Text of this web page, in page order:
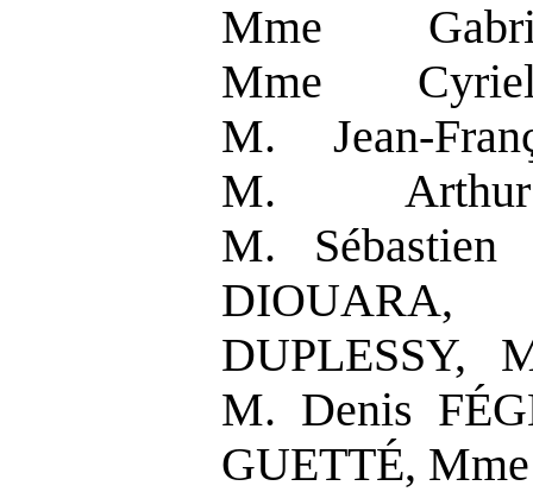
Mme
Mme
M. Jean-
M. Arthur
M.
DUPLESSY,
M. Denis
GUETTÉ,